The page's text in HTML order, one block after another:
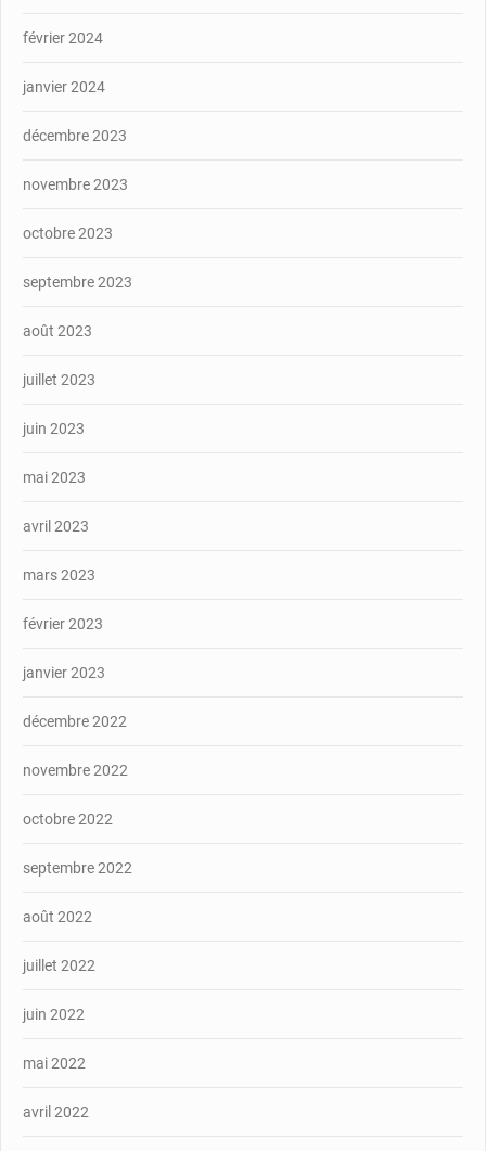
février 2024
janvier 2024
décembre 2023
novembre 2023
octobre 2023
septembre 2023
août 2023
juillet 2023
juin 2023
mai 2023
avril 2023
mars 2023
février 2023
janvier 2023
décembre 2022
novembre 2022
octobre 2022
septembre 2022
août 2022
juillet 2022
juin 2022
mai 2022
avril 2022